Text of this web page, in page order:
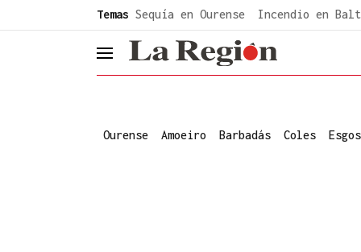
Temas Sequía en Ourense Incendio en
header.menu.open
Ourense Amoeiro Barbadás Coles Esgos